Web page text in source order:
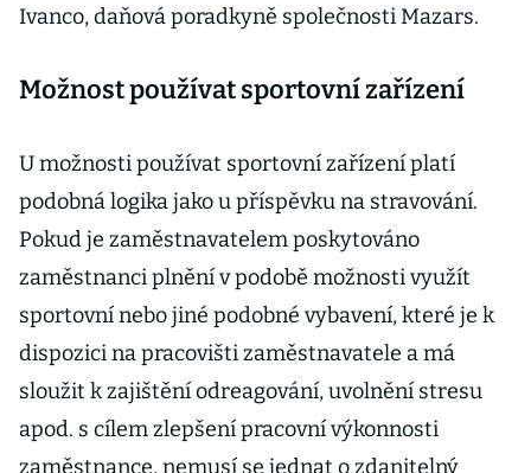
Ivanco, daňová poradkyně společnosti Mazars.
Možnost používat sportovní zařízení
U možnosti používat sportovní zařízení platí
podobná logika jako u příspěvku na stravování.
Pokud je zaměstnavatelem poskytováno
zaměstnanci plnění v podobě možnosti využít
sportovní nebo jiné podobné vybavení, které je k
dispozici na pracovišti zaměstnavatele a má
sloužit k zajištění odreagování, uvolnění stresu
apod. s cílem zlepšení pracovní výkonnosti
zaměstnance, nemusí se jednat o zdanitelný